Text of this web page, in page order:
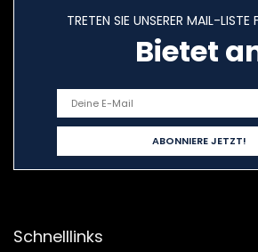
TRETEN SIE UNSERER MAIL-LISTE
Bietet
Schnelllinks